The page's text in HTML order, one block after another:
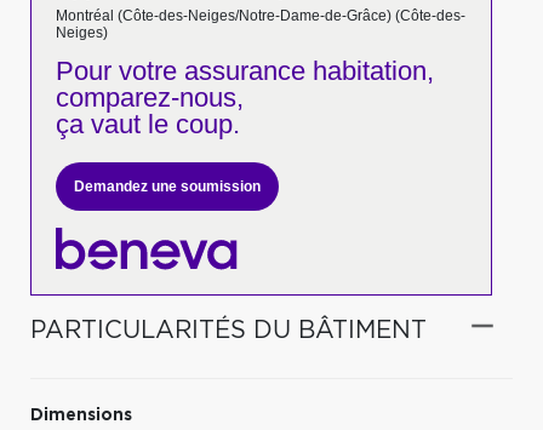
Montréal (Côte-des-Neiges/Notre-Dame-de-Grâce) (Côte-des-
Neiges)
Pour votre assurance habitation,
comparez-nous,
ça vaut le coup.
Demandez une soumission
PARTICULARITÉS DU BÂTIMENT
Dimensions